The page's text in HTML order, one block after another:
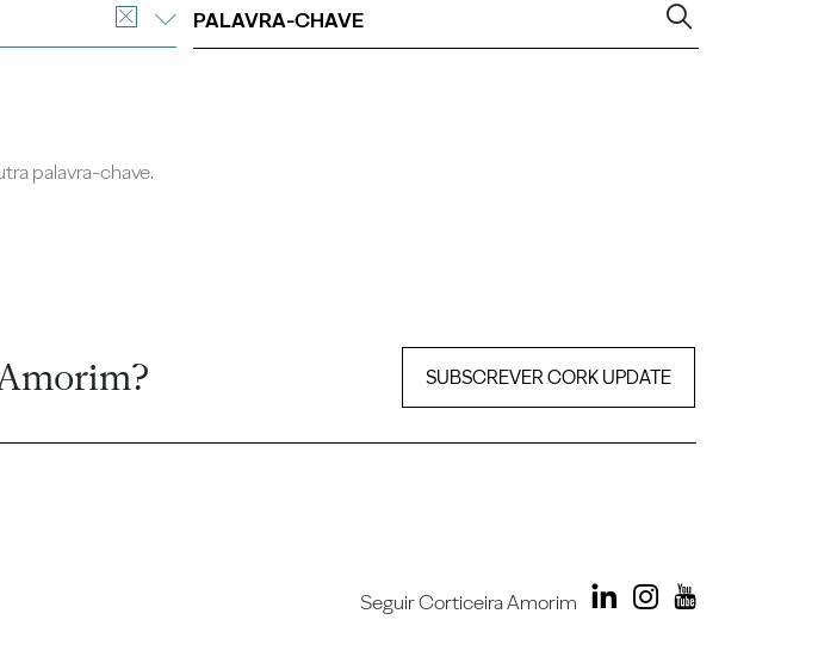
palavra-chave.
SUBSCREVER CORK UPDATE
Seguir Corticeira Amorim